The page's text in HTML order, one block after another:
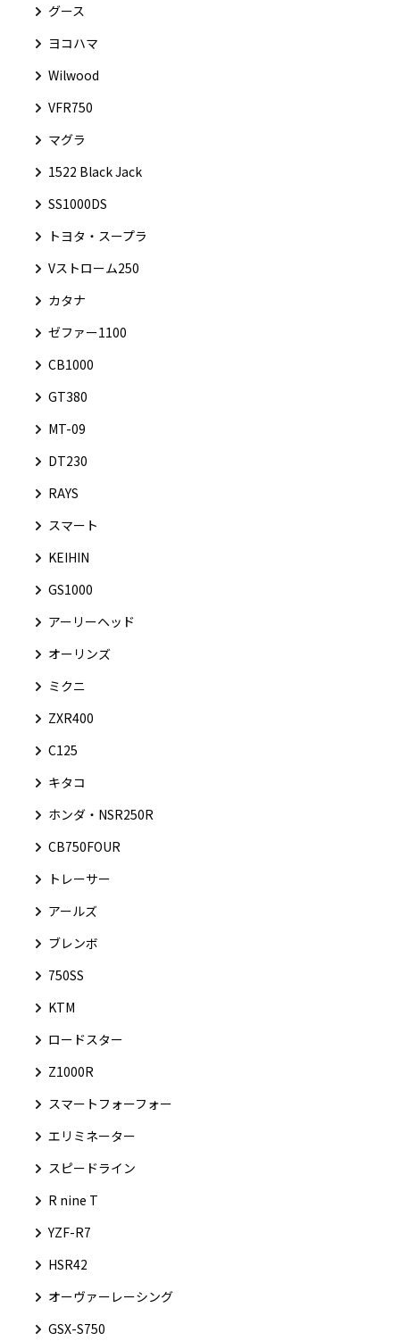
グース
ヨコハマ
Wilwood
VFR750
マグラ
1522 Black Jack
SS1000DS
トヨタ・スープラ
Vストローム250
カタナ
ゼファー1100
CB1000
GT380
MT-09
DT230
RAYS
スマート
KEIHIN
GS1000
アーリーヘッド
オーリンズ
ミクニ
ZXR400
C125
キタコ
ホンダ・NSR250R
CB750FOUR
トレーサー
アールズ
ブレンボ
750SS
KTM
ロードスター
Z1000R
スマートフォーフォー
エリミネーター
スピードライン
R nine T
YZF-R7
HSR42
オーヴァーレーシング
GSX-S750